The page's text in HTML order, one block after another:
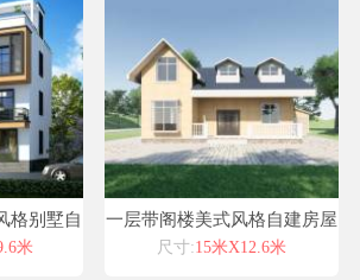
格别墅自
建筑设计
米
一层带阁楼美式风格自建房屋
设计图纸喜天下建筑设计喜盖
尺寸:15米X12.6米